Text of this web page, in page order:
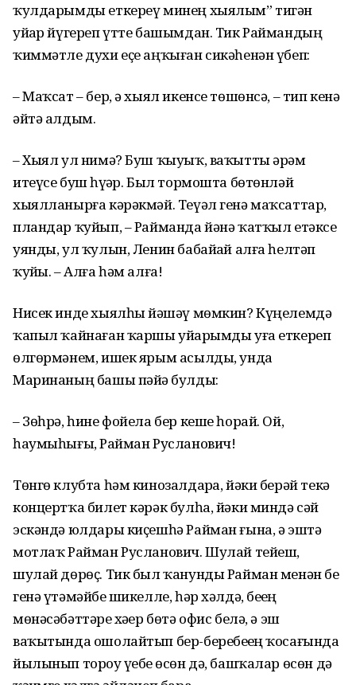
ҡулдарымды еткереү минең хыялым” тигән
уйҙар йүгереп үтте башымдан. Тик Раймандың
ҡиммәтле духи еҫе аңҡыған сикәһенән үбеп:
– Маҡсат – бер, ә хыял икенсе төшөнсә, – тип кенә
әйтә алдым.
– Хыял ул нимә? Буш ҡыуыҡ, ваҡытты әрәм
итеүсе буш һүҙҙәр. Был тормошта бөтөнләй
хыялланырға кәрәкмәй. Теүәл генә маҡсаттар,
пландар ҡуйып, – Райманда йәнә ҡатҡыл етәксе
уянды, ул ҡулын, Ленин бабайҙай алға һелтәп
ҡуйҙы. – Алға һәм алға!
Нисек инде хыялһыҙ йәшәү мөмкин? Күңелемдә
ҡапыл ҡайнаған ҡаршы уйҙарымды уға еткереп
өлгөрмәнем, ишек ярым асылды, унда
Маринаның башы пәйҙә булды:
– Зөһрә, һине фойела бер кеше һорай. Ой,
һаумыһығыҙ, Райман Русланович!
Төнгө клубта һәм кинозалдарҙа, йәки берәй текә
концертҡа билет кәрәк булһа, йәки миндә сәй
эскәндә юлдары киҫешһә Райман ғына, ә эштә
мотлаҡ Райман Русланович. Шулай тейеш,
шулай дөрөҫ. Тик был ҡанунды Райман менән беҙ
генә үтәмәйбеҙ шикелле, һәр хәлдә, беҙҙең
мөнәсәбәттәрҙе хәҙер бөтә офис белә, ә эш
ваҡытында ошолайтып бер-беребеҙҙең ҡосағында
йылынып тороу үҙебеҙ өсөн дә, башҡалар өсөн дә